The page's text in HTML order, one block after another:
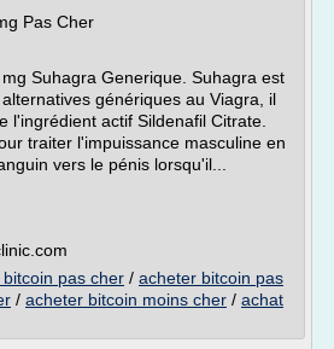
Pas Cher
Suhagra Generique. Suhagra est
génériques au Viagra, il
l'ingrédient actif Sildenafil Citrate.
traiter l'impuissance masculine en
vers le pénis lorsqu'il...
pas cher / acheter bitcoin pas
/ acheter bitcoin moins cher / achat